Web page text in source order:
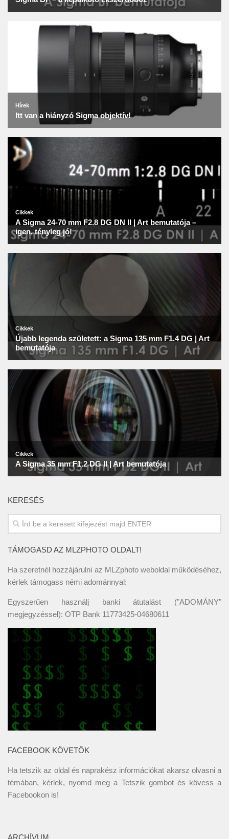
KERESÉS
TÁMOGASD AZ MLZPHOTO OLDALT!
Ha szeretnél hozzájárulni az MLZphoto weboldal működéséhez,
kérlek támogass némi adománnyal:
Egyszerűen használj banki átutalást ("ADOMÁNY"
megjegyzéssel): OTP Bank 11773425-04680611
FACEBOOK KÖVETŐK
Ha tetszik az oldal és naprakész információkat akarsz olvasni a
témában, kérlek, nyomd meg a Tetszik gombot és kövess a
Facebookon is!
ARCHÍVUM